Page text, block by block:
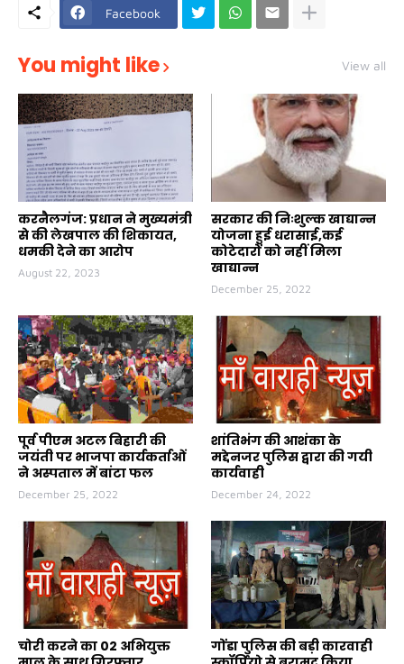
Facebook
You might like View all
करनैलगंज: प्रधान ने मुख्यमंत्री
से की लेखपाल की शिकायत,
धमकी देने का आरोप
August 22, 2023
सरकार की निःशुल्क खाद्यान्न
योजना हुई धरासाई,कई
कोटेदारों को नहीं मिला
खाद्यान्न
December 25, 2022
पूर्व पीएम अटल बिहारी की
जयंती पर भाजपा कार्यकर्ताओं
ने अस्पताल में बांटा फल
December 25, 2022
शांतिभंग की आशंका के
मद्देनजर पुलिस द्वारा की गयी
कार्यवाही
December 24, 2022
चोरी करने का 02 अभियुक्त
गोंडा पुलिस की बड़ी कारवाही